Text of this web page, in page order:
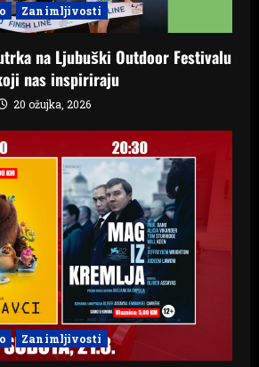
Zanimljivosti
na Ljubuški Outdoor Festivalu
nas inspiriraju
20 ožujka, 2026
Zanimljivosti